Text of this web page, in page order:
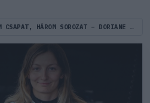
HÁROM CSAPAT, HÁROM SOROZAT – DORIANE PIN A MOTORSPORT EGYIK LEGFOGLALKOZTATOTTABB PILÓTÁJA LETT